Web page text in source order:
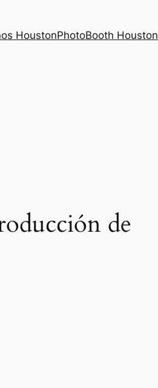
HoustonPhotoBooth Houston
de